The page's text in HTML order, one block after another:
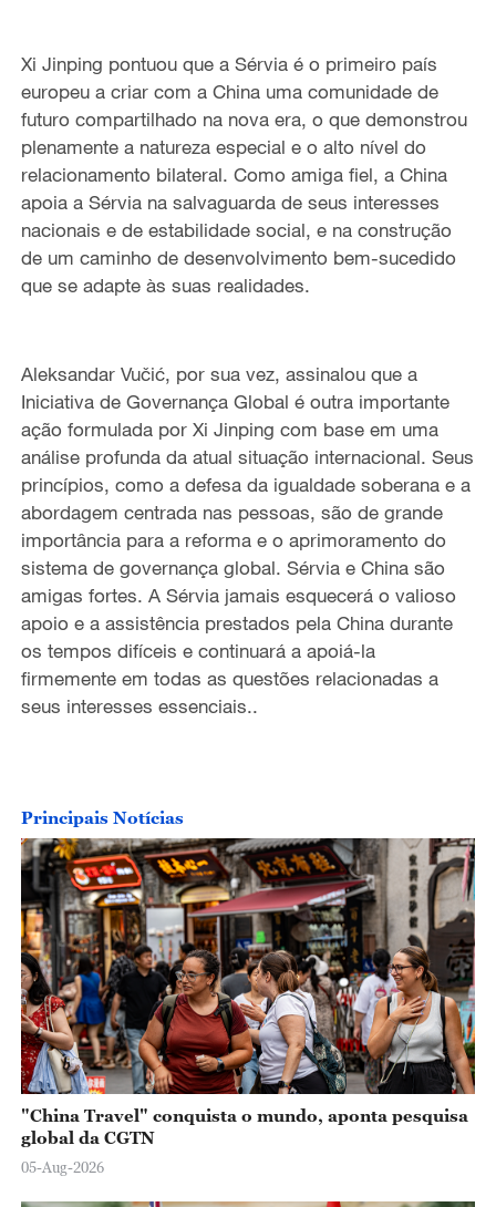
Xi Jinping pontuou que a Sérvia é o primeiro país
europeu a criar com a China uma comunidade de
futuro compartilhado na nova era, o que demonstrou
plenamente a natureza especial e o alto nível do
relacionamento bilateral. Como amiga fiel, a China
apoia a Sérvia na salvaguarda de seus interesses
nacionais e de estabilidade social, e na construção
de um caminho de desenvolvimento bem-sucedido
que se adapte às suas realidades.
Aleksandar Vučić, por sua vez, assinalou que a
Iniciativa de Governança Global é outra importante
ação formulada por Xi Jinping com base em uma
análise profunda da atual situação internacional. Seus
princípios, como a defesa da igualdade soberana e a
abordagem centrada nas pessoas, são de grande
importância para a reforma e o aprimoramento do
sistema de governança global. Sérvia e China são
amigas fortes. A Sérvia jamais esquecerá o valioso
apoio e a assistência prestados pela China durante
os tempos difíceis e continuará a apoiá-la
firmemente em todas as questões relacionadas a
seus interesses essenciais..
Principais Notícias
"China Travel" conquista o mundo, aponta pesquisa
global da CGTN
05-Aug-2026